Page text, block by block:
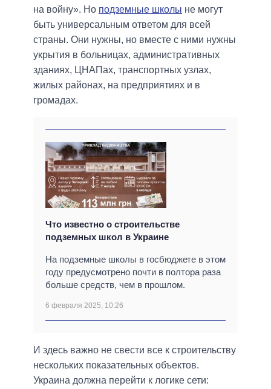
на войну». Но подземные школы не могут
быть универсальным ответом для всей
страны. Они нужны, но вместе с ними нужны
укрытия в больницах, административных
зданиях, ЦНАПах, транспортных узлах,
жилых районах, на предприятиях и в
громадах.
Что известно о строительстве
подземных школ в Украине
На подземные школы в госбюджете в этом
году предусмотрено почти в полтора раза
больше средств, чем в прошлом.
6 февраля 2025, 10:26
И здесь важно не свести все к строительству
нескольких показательных объектов.
Украина должна перейти к логике сети: